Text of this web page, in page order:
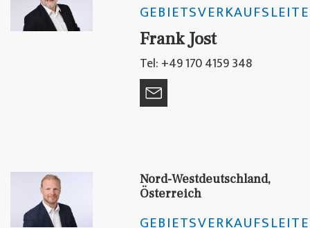
Frank Jost
Tel: +49 170 4159 348
Nord-Westdeutschland,
Österreich